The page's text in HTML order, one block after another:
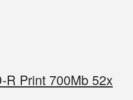
R Print 700Mb 52x